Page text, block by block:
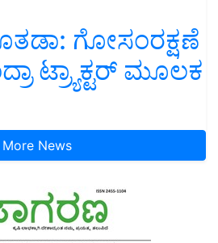
ಗೋಸಂರಕ್ಷಣೆ
ಟ್ರ್ಯಾಕ್ಟರ್ ಮೂಲಕ
More News